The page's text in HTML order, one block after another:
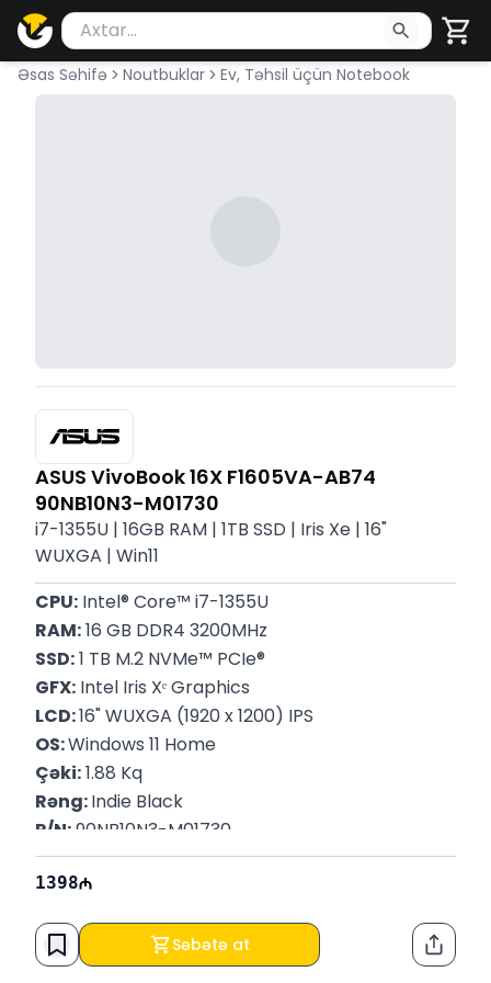
Məhsul axtar
Axtarış üçün ən azı 2 simvol yazın. Göndərmək
Əsas Səhifə Noutbuklar Ev, Təhsil üçün Notebook
ASUS VivoBook 16X F1605VA-AB74
90NB10N3-M01730
i7-1355U | 16GB RAM | 1TB SSD | Iris Xe | 16"
WUXGA | Win11
CPU: Intel® Core™ i7-1355U
RAM: 16 GB DDR4 3200MHz
SSD: 1 TB M.2 NVMe™ PCIe®
GFX: Intel Iris Xᵉ Graphics
LCD: 16" WUXGA (1920 x 1200) IPS
OS: Windows 11 Home
Çəki: 1.88 Kq
Rəng: Indie Black
P/N: 90NB10N3-M01730
Zəmanət: 12 Ay
1398
Səbətə at